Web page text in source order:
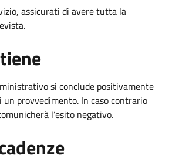
assicurati di avere tutta la
si conclude positivamente
un provvedimento. In caso contrario
l’esito negativo.